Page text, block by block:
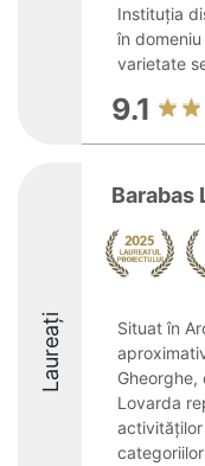
Instituția
în
varietate
9.1
Laureați
Barabas
Situat în
Lovarda